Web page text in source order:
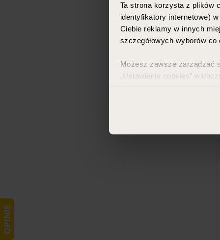
Ta strona korzysta z plików
identyfikatory internetowe)
Ciebie reklamy w innych
szczegółowych wyborów
Możesz zawsze zarządzać
„Ustawienia cookies”